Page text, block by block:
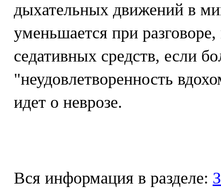
дыхательных движений в
уменьшается при
седативных средств, если
"неудовлетворенность
идет о неврозе.
Вся информация в разделе: